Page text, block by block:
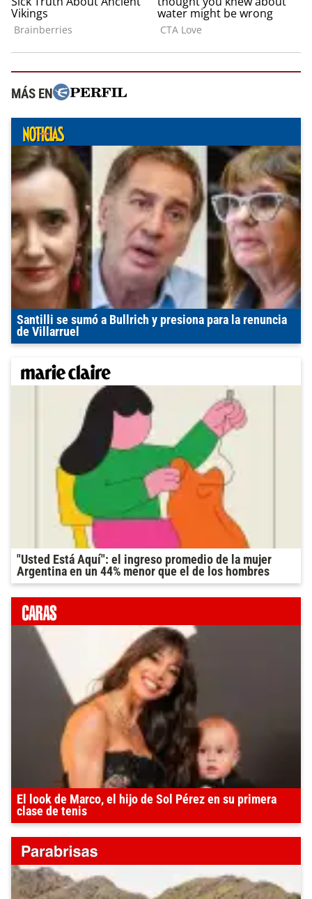
MÁS EN
Santilli se sumó a Bullrich y presiona para la renuncia
de Villarruel
"Usted Está Aquí": el ingreso promedio de la mujer
Argentina en un 44% menor que el de los hombres
El look de Marco, el hijo de Sol Pérez en su primera
clase de tenis